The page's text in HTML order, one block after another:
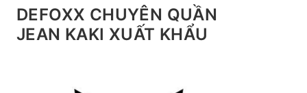
Chuyển
đếnDEFOXX CHUYÊN QUẦN
JEAN KAKI XUẤT KHẨU